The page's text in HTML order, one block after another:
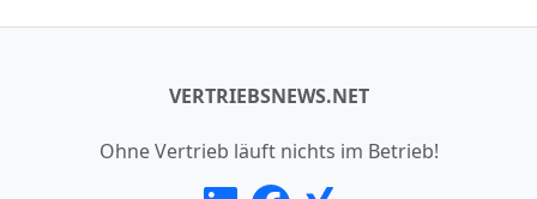
VERTRIEBSNEWS.NET
Ohne Vertrieb läuft nichts im Betrieb!